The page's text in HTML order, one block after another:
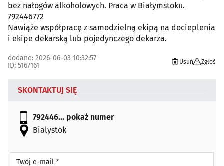
bez nałogów alkoholowych. Praca w Białymstoku.
792446772
Nawiąże współpracę z samodzielną ekipą na docieplenia
i ekipe dekarską lub pojedynczego dekarza.
dodane: 2026-06-03 10:32:57
ID: 5167161
Usuń Zgłoś
SKONTAKTUJ SIĘ
792446... pokaż numer
Bialystok
Twój e-mail *